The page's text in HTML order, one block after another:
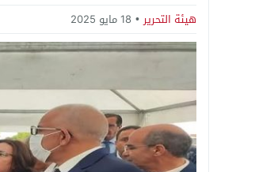
هيئة التحرير 18 مايو 2025